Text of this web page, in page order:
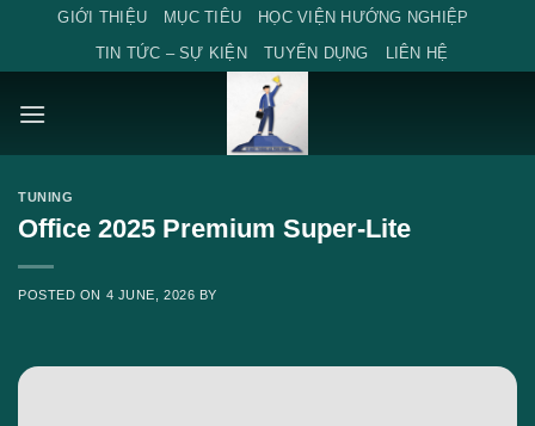
content
GIỚI THIỆU MỤC TIÊU
HỌC VIỆN HƯỚNG NGHIỆP
TIN TỨC – SỰ KIỆN
TUYỂN DỤNG LIÊN HỆ
TUNING
Office 2025 Premium Super-Lite
POSTED ON 4 JUNE, 2026 BY